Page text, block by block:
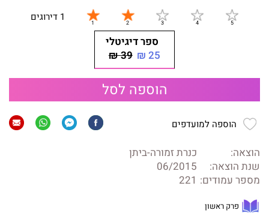
1 דירוגים
ספר דיגיטלי
25 ₪
39 ₪
הוספה לסל
הוספה למועדפים
הוצאה:
כנרת זמורה-ביתן
שנת הוצאה:
06/2015
מספר עמודים: 221
פרק ראשון